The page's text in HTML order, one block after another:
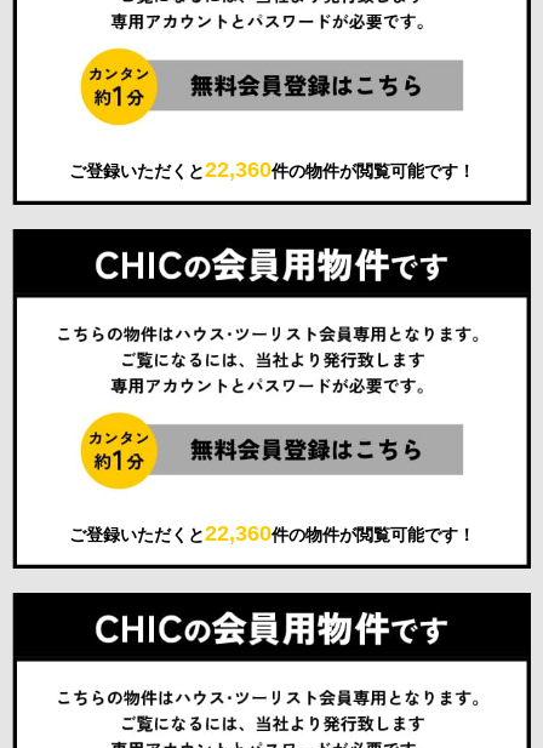
ご登録いただくと22,360件の物件が閲覧可能です！
ご登録いただくと22,360件の物件が閲覧可能です！